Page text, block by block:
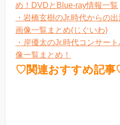
め！DVDとBlue-ray情報一覧
・岩橋玄樹のJr.時代からの
画像一覧まとめ(じぐいわ)
・岸優太のJr.時代コンサー
像一覧まとめ！
♡関連おすすめ記